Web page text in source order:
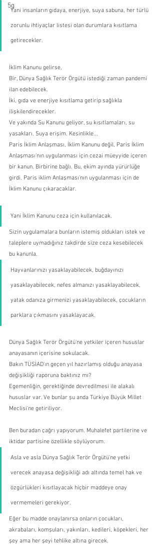
5g
Yani insanların gıdaya, enerjiye, suya sabuna, her türlü
zorunlu ihtiyaçlar listesi olan durumlara kısıtlama
getirecekler.
İklim Kanunu gelirse,
Bir, Dünya Sağlık Terör Örgütü istediği zaman pandemi
ilan edebilecek.
İki, gıda ve enerjiye kısıtlama getirip sağlıkla
ilişkilendirecekler.
Ve yakında Su Kanunu geliyor, su kısıtlamaları, su
yasakları. Suya erişim. Kesinlikle...
Paris İklim Anlaşması, İklim Kanunu değil, Paris İklim
Anlaşması'nın uygulanması için cezai müeyyide içeren
bir kanun. Birbirine bağlı. Bu, ekim ayında yürürlüğe
girdi. Paris iklim Anlaşması'nın uygulanması için de
İklim Kanunu çıkaracaklar.
Yani İklim Kanunu ceza için kullanılacak.
Sizin uygulamalara bunların istemiş oldukları istek ve
taleplere uymadığınız takdirde size ceza kesebilecek
bu kanunla.
Hayvanlarınızı yasaklayabilecek, buğdayınızı
yasaklayabilecek, nefes almanızı yasaklayabilecek,
yatak odanıza girmenizi yasaklayabilecek, çocukların
parklara çıkmasını yasaklayacak.
Dünya Sağlık Terör Örgütü'ne yetkiler içeren hususlar
anayasanın içerisine sokulacak.
Bakın TÜSİAD'ın geçen yıl hazırlamış olduğu anayasa
değişikliği raporuna baktınız mı?
Egemenliğin, gerektiğinde devredilmesi ile alakalı
hususlar var. Ve bunlar şu anda Türkiye Büyük Millet
Meclisi'ne getiriliyor.
Ben buradan çağrı yapıyorum. Muhalefet partilerine ve
iktidar partisine özellikle söylüyorum.
Asla ve asla Dünya Sağlık Terör Örgütü'ne yetki
verecek anayasa değişikliği adı altında temel hak ve
özgürlükleri kısıtlayacak hiçbir maddeye onay
vermemeleri gerekiyor.
Eğer bu madde onaylanırsa onların çocukları,
akrabaları, komşuları, yakınları, kedileri, köpekleri, her
şey ama her şeyi tehlike altına girecek.